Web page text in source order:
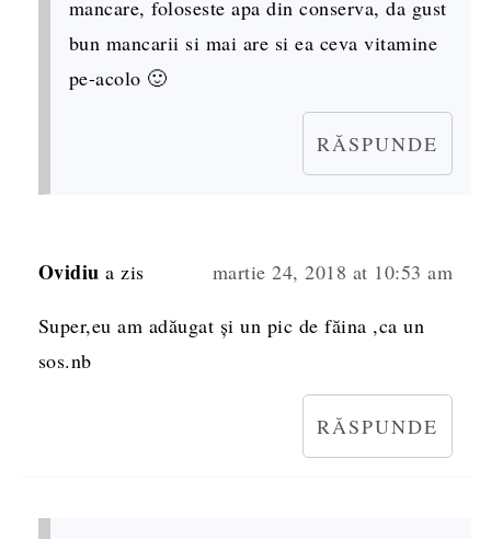
mancare, foloseste apa din conserva, da gust
bun mancarii si mai are si ea ceva vitamine
pe-acolo 🙂
RĂSPUNDE
Ovidiu a zis martie 24, 2018 at 10:53 am
Super,eu am adăugat și un pic de făina ,ca un
sos.nb
RĂSPUNDE